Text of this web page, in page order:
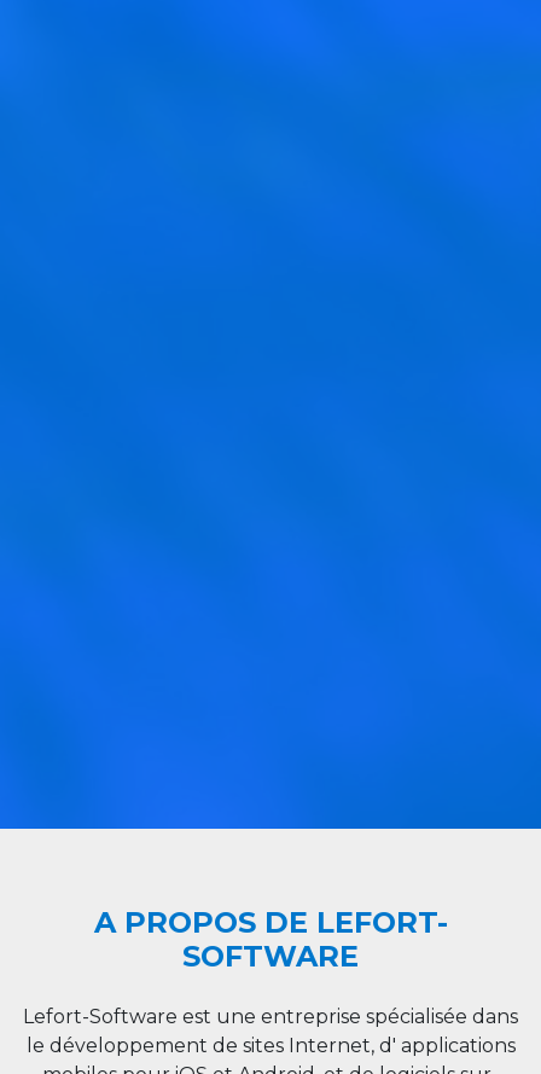
A PROPOS DE LEFORT-
SOFTWARE
Lefort-Software est une entreprise spécialisée dans
le développement de sites Internet, d' applications